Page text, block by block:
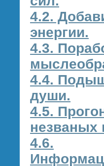
4.2.
энергии.
4.3.
4.4.
души.
4.5.
незваных
4.6.